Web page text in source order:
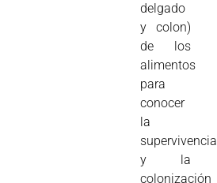
delgado
y colon)
de los
alimentos
para
conocer
la
supervivencia
y la
colonización